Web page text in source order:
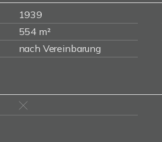
1939
554 m²
nach Vereinbarung